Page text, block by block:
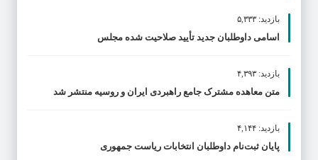
بازدید: ۵,۳۳۳
اسامی داوطلبان جدید تأیید صلاحیت شده مجلس
بازدید: ۴,۳۹۳
متن معاهده مشترک جامع راهبردی ایران و روسیه منتشر شد
بازدید: ۴,۱۴۴
پایان ثبت‌نام داوطلبان انتخابات ریاست جمهوری